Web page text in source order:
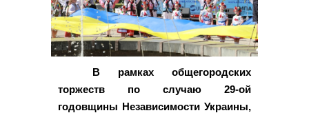
В рамках общегородских
торжеств по случаю 29-ой
годовщины Независимости Украины,